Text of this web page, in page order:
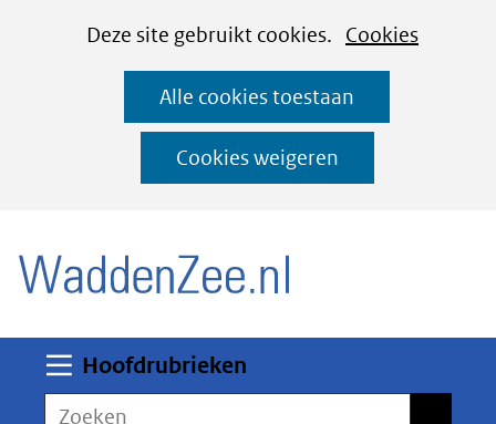
CookiesDeze site gebruikt cookies. Cookies
deze
worden
toegestaan
Alle cookies toestaan
Cookies weigeren
Ga
naar
de
inhoud
Hoofdrubrieken
Zoeken